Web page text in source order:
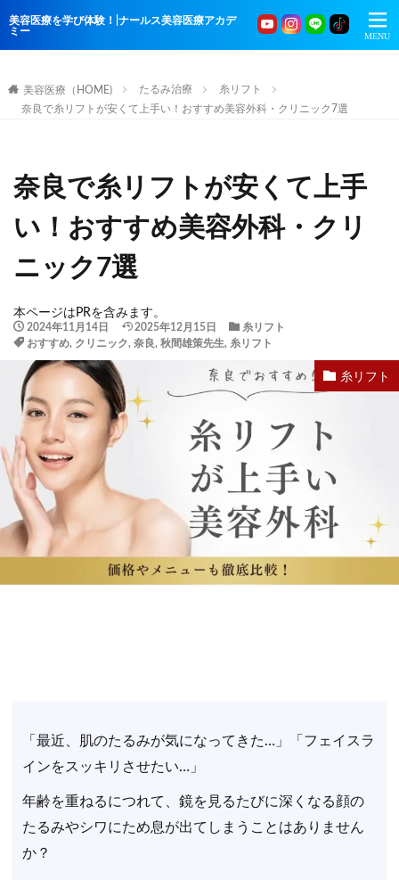
美容医療を学び体験！|ナールス美容医療アカデ
ミー
美容医療（HOME) たるみ治療
糸リフト
奈良で糸リフトが安くて上手い！おすすめ美容外科・クリニック7選
奈良で糸リフトが安くて上手
い！おすすめ美容外科・クリ
ニック7選
本ページはPRを含みます。
2024年11月14日 2025年12月15日
糸リフト
おすすめ, クリニック, 奈良, 秋間雄策先生, 糸リフト
糸リフト
「最近、肌のたるみが気になってきた…」「フェイスラ
インをスッキリさせたい…」
年齢を重ねるにつれて、鏡を見るたびに深くなる顔の
たるみやシワにため息が出てしまうことはありません
か？